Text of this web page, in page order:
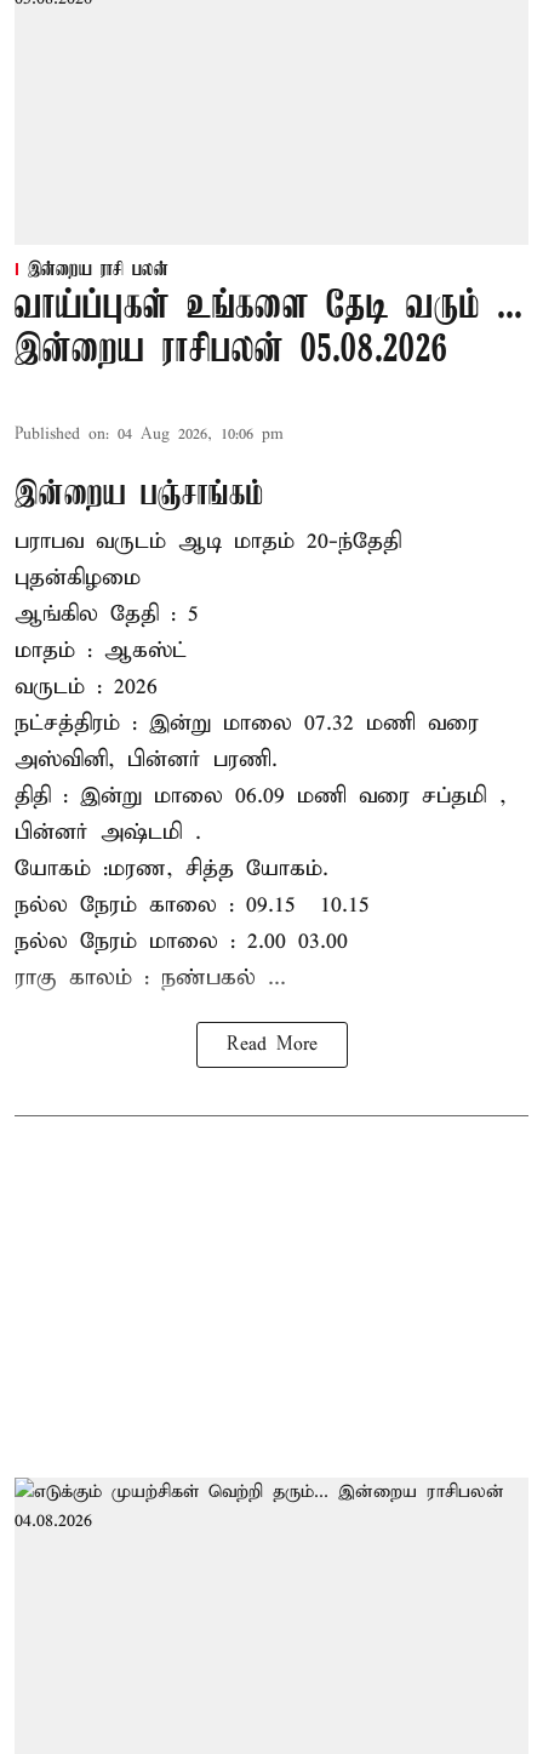
இன்றைய ராசி பலன்
வாய்ப்புகள் உங்களை தேடி வரும் ...
இன்றைய ராசிபலன் 05.08.2026
Published on: 04 Aug 2026, 10:06 pm
இன்றைய பஞ்சாங்கம்
பராபவ வருடம் ஆடி மாதம் 20-ந்தேதி
புதன்கிழமை
ஆங்கில தேதி : 5
மாதம் : ஆகஸ்ட்
வருடம் : 2026
நட்சத்திரம் : இன்று மாலை 07.32 மணி வரை
அஸ்வினி, பின்னர் பரணி.
திதி : இன்று மாலை 06.09 மணி வரை சப்தமி ,
பின்னர் அஷ்டமி .
யோகம் :மரண, சித்த யோகம்.
நல்ல நேரம் காலை : 09.15 – 10.15
நல்ல நேரம் மாலை : 2.00– 03.00
ராகு காலம் : நண்பகல் ...
Read More